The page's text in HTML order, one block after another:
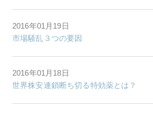
2016年01月19日
市場騒乱３つの要因
2016年01月18日
世界株安連鎖断ち切る特効薬とは？